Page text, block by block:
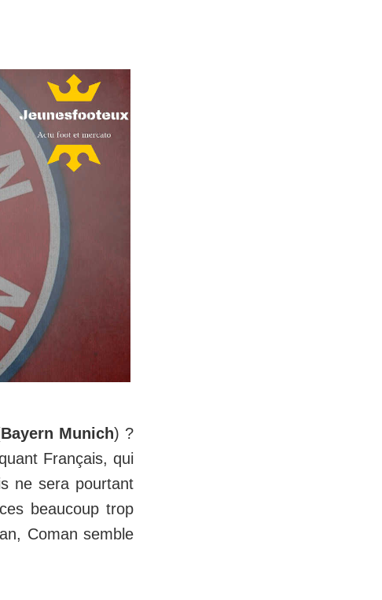
Bayern Munich) ?
Français, qui
ne sera pourtant
beaucoup trop
Coman semble